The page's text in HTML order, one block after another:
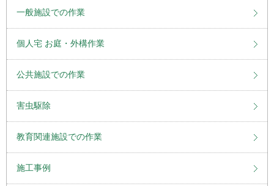
一般施設での作業
個人宅 お庭・外構作業
公共施設での作業
害虫駆除
教育関連施設での作業
施工事例